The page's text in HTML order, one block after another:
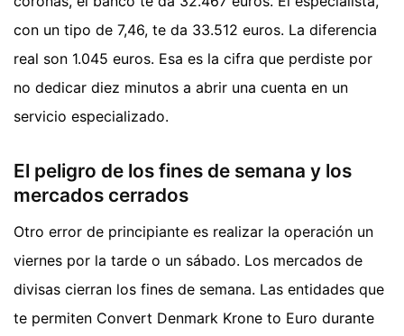
con un tipo de 7,46, te da 33.512 euros. La diferencia
real son 1.045 euros. Esa es la cifra que perdiste por
no dedicar diez minutos a abrir una cuenta en un
servicio especializado.
El peligro de los fines de semana y los
mercados cerrados
Otro error de principiante es realizar la operación un
viernes por la tarde o un sábado. Los mercados de
divisas cierran los fines de semana. Las entidades que
te permiten Convert Denmark Krone to Euro durante